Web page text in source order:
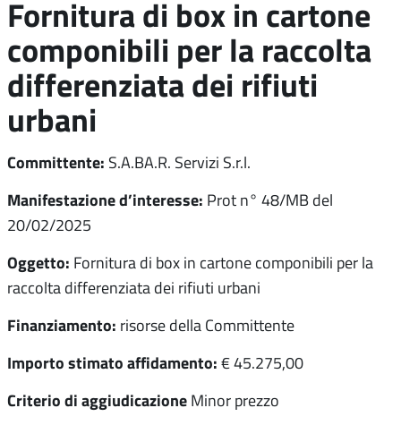
Fornitura di box in cartone
componibili per la raccolta
differenziata dei rifiuti
urbani
Committente: S.A.BA.R. Servizi S.r.l.
Manifestazione d’interesse: Prot n° 48/MB del
20/02/2025
Oggetto: Fornitura di box in cartone componibili per la
raccolta differenziata dei rifiuti urbani
Finanziamento: risorse della Committente
Importo stimato affidamento: € 45.275,00
Criterio di aggiudicazione Minor prezzo